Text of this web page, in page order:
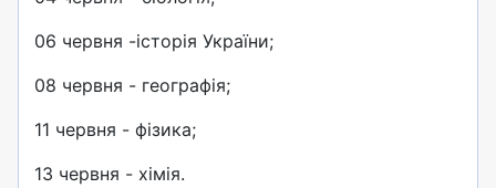
06 червня -історія України;
08 червня - географія;
11 червня - фізика;
13 червня - хімія.